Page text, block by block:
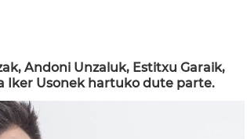
Andoni Unzaluk, Estitxu Garaik,
Iker Usonek hartuko dute parte.